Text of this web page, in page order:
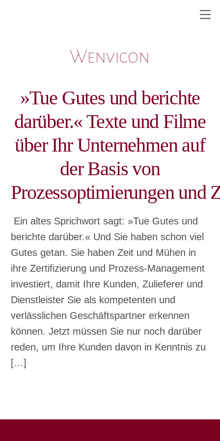
Wenvicon
»Tue Gutes und berichte
darüber.« Texte und Filme
über Ihr Unternehmen auf
der Basis von
Prozessoptimierungen und
Ein altes Sprichwort sagt: »Tue Gutes und
berichte darüber.« Und Sie haben schon viel
Gutes getan. Sie haben Zeit und Mühen in
ihre Zertifizierung und Prozess-Management
investiert, damit Ihre Kunden, Zulieferer und
Dienstleister Sie als kompetenten und
verlässlichen Geschäftspartner erkennen
können. Jetzt müssen Sie nur noch darüber
reden, um Ihre Kunden davon in Kenntnis zu
[…]